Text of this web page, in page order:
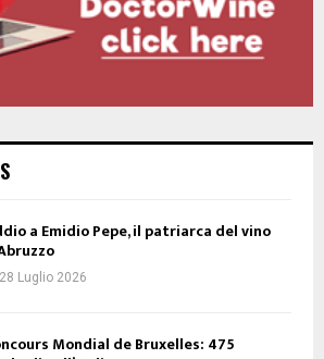
a Emidio Pepe, il patriarca del vino
28 Luglio 2026
Mondial de Bruxelles: 475